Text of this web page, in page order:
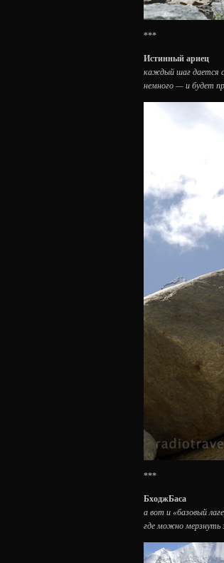
***
Истинный ариец
каждый шаг дается
немного — и будет
***
БходжБаса
а вот и «базовый
где можно мерзнуть